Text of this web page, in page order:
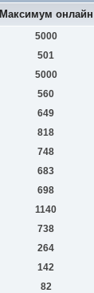
Максимум онлайн
5000
501
5000
560
649
818
748
683
698
1140
738
264
142
82